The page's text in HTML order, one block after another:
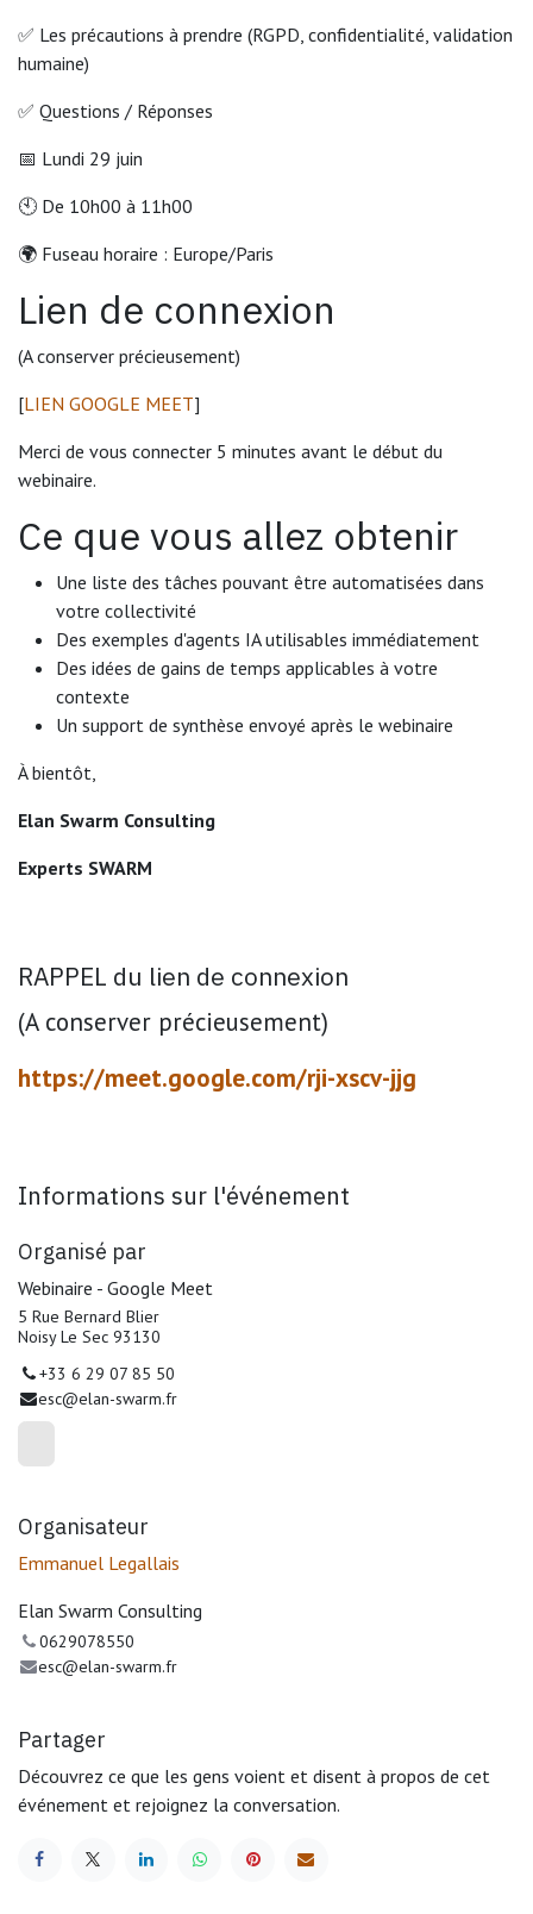
✅ Les précautions à prendre (RGPD, confidentialité, validation
humaine)
✅ Questions / Réponses
📅 Lundi 29 juin
🕙 De 10h00 à 11h00
🌍 Fuseau horaire : Europe/Paris
Lien de connexion
(A conserver précieusement)
[LIEN GOOGLE MEET]
Merci de vous connecter 5 minutes avant le début du
webinaire.
Ce que vous allez obtenir
Une liste des tâches pouvant être automatisées dans
votre collectivité
Des exemples d'agents IA utilisables immédiatement
Des idées de gains de temps applicables à votre
contexte
Un support de synthèse envoyé après le webinaire
À bientôt,
Elan Swarm Consulting
Experts SWARM
RAPPEL du lien de connexion
(A conserver précieusement)
https://meet.google.com/rji-xscv-jjg
Informations sur l'événement
Organisé par
Webinaire - Google Meet
5 Rue Bernard Blier
Noisy Le Sec 93130
+33 6 29 07 85 50
esc@elan-swarm.fr
Organisateur
Emmanuel Legallais
Elan Swarm Consulting
0629078550
esc@elan-swarm.fr
Partager
Découvrez ce que les gens voient et disent à propos de cet
événement et rejoignez la conversation.